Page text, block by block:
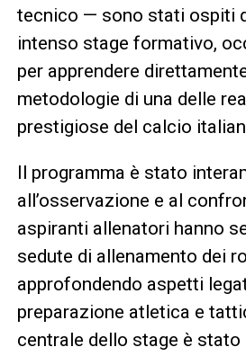
tecnico — sono stati ospiti
intenso stage formativo,
per apprendere
metodologie di una delle
prestigiose del calcio
Il programma è stato
all’osservazione e al
aspiranti allenatori hanno
sedute di allenamento dei
approfondendo aspetti
preparazione atletica e
centrale dello stage è stato